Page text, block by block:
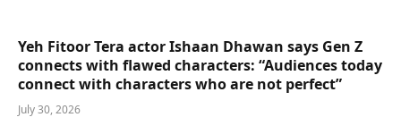
Yeh Fitoor Tera actor Ishaan Dhawan says Gen Z
connects with flawed characters: “Audiences today
connect with characters who are not perfect”
July 30, 2026